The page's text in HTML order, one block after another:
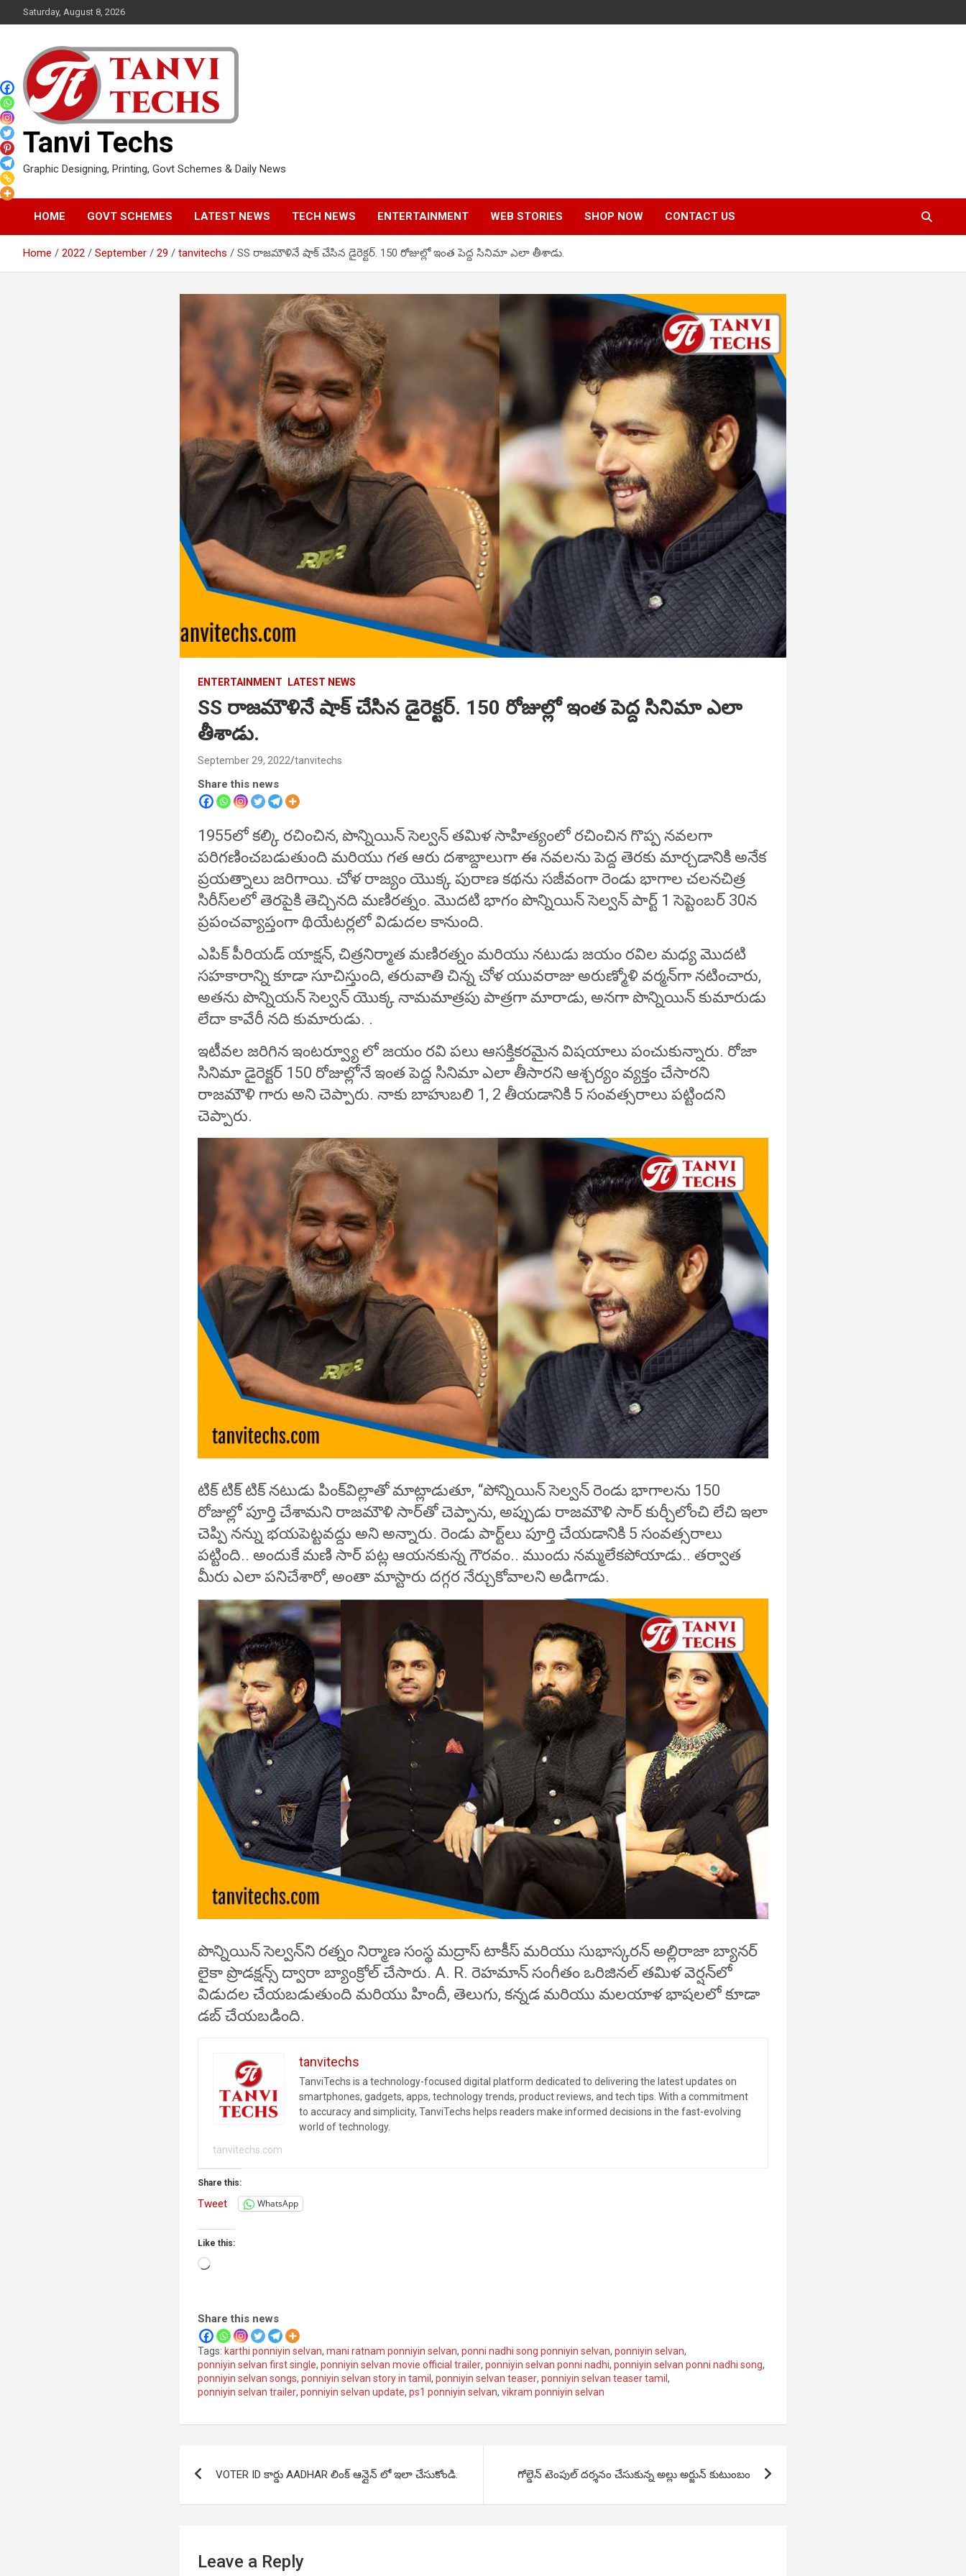
to
Saturday, August 8, 2026
Tanvi Techs
Graphic Designing, Printing, Govt Schemes & Daily News
HOME GOVT SCHEMES LATEST NEWS TECH NEWS ENTERTAINMENT WEB STORIES SHOP NOW CONTACT US
Home 2022 September 29 tanvitechs SS రాజమౌళినే షాక్ చేసిన డైరెక్టర్. 150 రోజుల్లో ఇంత పెద్ద సినిమా ఎలా తీశాడు.
ENTERTAINMENT LATEST NEWS
SS రాజమౌళినే షాక్ చేసిన డైరెక్టర్. 150 రోజుల్లో ఇంత పెద్ద సినిమా ఎలా
తీశాడు.
September 29, 2022 tanvitechs
Share this news
1955లో కల్కి రచించిన, పొన్నియిన్ సెల్వన్ తమిళ సాహిత్యంలో రచించిన గొప్ప నవలగా
పరిగణించబడుతుంది మరియు గత ఆరు దశాబ్దాలుగా ఈ నవలను పెద్ద తెరకు మార్చడానికి అనేక
ప్రయత్నాలు జరిగాయి. చోళ రాజ్యం యొక్క పురాణ కథను సజీవంగా రెండు భాగాల చలనచిత్ర
సిరీస్‌లలో తెరపైకి తెచ్చినది మణిరత్నం. మొదటి భాగం పొన్నియిన్ సెల్వన్ పార్ట్ 1 సెప్టెంబర్ 30న
ప్రపంచవ్యాప్తంగా థియేటర్లలో విడుదల కానుంది.
ఎపిక్ పీరియడ్ యాక్షన్, చిత్రనిర్మాత మణిరత్నం మరియు నటుడు జయం రవిల మధ్య మొదటి
సహకారాన్ని కూడా సూచిస్తుంది, తరువాతి చిన్న చోళ యువరాజు అరుణ్మోళి వర్మన్‌గా నటించారు,
అతను పొన్నియన్ సెల్వన్ యొక్క నామమాత్రపు పాత్రగా మారాడు, అనగా పొన్నియిన్ కుమారుడు
లేదా కావేరీ నది కుమారుడు. .
ఇటీవల జరిగిన ఇంటర్వ్యూ లో జయం రవి పలు ఆసక్తికరమైన విషయాలు పంచుకున్నారు. రోజా
సినిమా డైరెక్టర్ 150 రోజుల్లోనే ఇంత పెద్ద సినిమా ఎలా తీసారని ఆశ్చర్యం వ్యక్తం చేసారని
రాజమౌళి గారు అని చెప్పారు. నాకు బాహుబలి 1, 2 తీయడానికి 5 సంవత్సరాలు పట్టిందని
చెప్పారు.
టిక్ టిక్ టిక్ నటుడు పింక్‌విల్లాతో మాట్లాడుతూ, “పోన్నియిన్ సెల్వన్ రెండు భాగాలను 150
రోజుల్లో పూర్తి చేశామని రాజమౌళి సార్‌తో చెప్పాను, అప్పుడు రాజమౌళి సార్ కుర్చీలోంచి లేచి ఇలా
చెప్పి నన్ను భయపెట్టవద్దు అని అన్నారు. రెండు పార్ట్‌లు పూర్తి చేయడానికి 5 సంవత్సరాలు
పట్టింది.. అందుకే మణి సార్‌ పట్ల ఆయనకున్న గౌరవం.. ముందు నమ్మలేకపోయాడు.. తర్వాత
మీరు ఎలా పనిచేశారో, అంతా మాస్టారు దగ్గర నేర్చుకోవాలని అడిగాడు.
పొన్నియిన్ సెల్వన్‌ని రత్నం నిర్మాణ సంస్థ మద్రాస్ టాకీస్ మరియు సుభాస్కరన్ అల్లిరాజా బ్యానర్
లైకా ప్రొడక్షన్స్ ద్వారా బ్యాంక్రోల్ చేసారు. A. R. రెహమాన్ సంగీతం ఒరిజినల్ తమిళ వెర్షన్‌లో
విడుదల చేయబడుతుంది మరియు హిందీ, తెలుగు, కన్నడ మరియు మలయాళ భాషలలో కూడా
డబ్ చేయబడింది.
tanvitechs
TanviTechs is a technology-focused digital platform dedicated to delivering the latest updates on
smartphones, gadgets, apps, technology trends, product reviews, and tech tips. With a commitment
to accuracy and simplicity, TanviTechs helps readers make informed decisions in the fast-evolving
world of technology.
tanvitechs.com
Share this:
Tweet WhatsApp
Like this:
Loading…
Share this news
Tags: karthi ponniyin selvan,mani ratnam ponniyin selvan,ponni nadhi song ponniyin selvan,ponniyin selvan,
ponniyin selvan first single,ponniyin selvan movie official trailer,ponniyin selvan ponni nadhi,ponniyin selvan ponni nadhi song,
ponniyin selvan songs,ponniyin selvan story in tamil,ponniyin selvan teaser,ponniyin selvan teaser tamil,
ponniyin selvan trailer,ponniyin selvan update,ps1 ponniyin selvan,vikram ponniyin selvan
navigation
VOTER ID కార్డు AADHAR లింక్ ఆన్లైన్ లో ఇలా చేసుకోండి. గోల్డెన్ టెంపుల్ దర్శనం చేసుకున్న అల్లు అర్జున్ కుటుంబం
Leave a Reply